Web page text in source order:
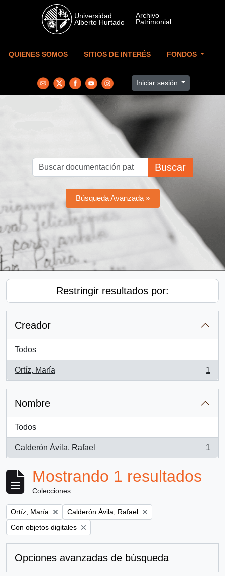
Skip to main content
QUIENES SOMOS SITIOS DE INTERÉS FONDOS
Iniciar sesión
Buscar
Búsqueda Avanzada »
Restringir resultados por:
Creador
Todos
Ortíz, María
, 1 resultados
1
Nombre
Todos
Calderón Ávila, Rafael
, 1 resultados
1
Mostrando 1 resultados
Colecciones
Remove filter:
Ortíz, María Remove filter:
Calderón Ávila, Rafael
Remove filter:
Con objetos digitales
Opciones avanzadas de búsqueda